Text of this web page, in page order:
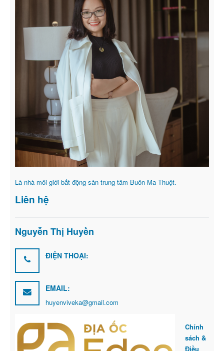
Là nhà môi giới bất động sản trung tâm Buôn Ma Thuột.
Liên hệ
Nguyễn Thị Huyền
ĐIỆN THOẠI:
EMAIL:
huyenviveka@gmail.com
Chính
sách &
Điều